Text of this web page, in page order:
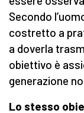
Secondo
costretto a
a doverla
obiettivo è
generazione
Lo stesso